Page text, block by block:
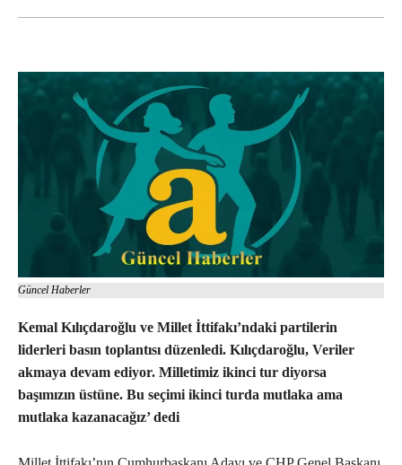
Güncel Haberler
Kemal Kılıçdaroğlu ve Millet İttifakı’ndaki partilerin
liderleri basın toplantısı düzenledi. Kılıçdaroğlu, Veriler
akmaya devam ediyor. Milletimiz ikinci tur diyorsa
başımızın üstüne. Bu seçimi ikinci turda mutlaka ama
mutlaka kazanacağız’ dedi